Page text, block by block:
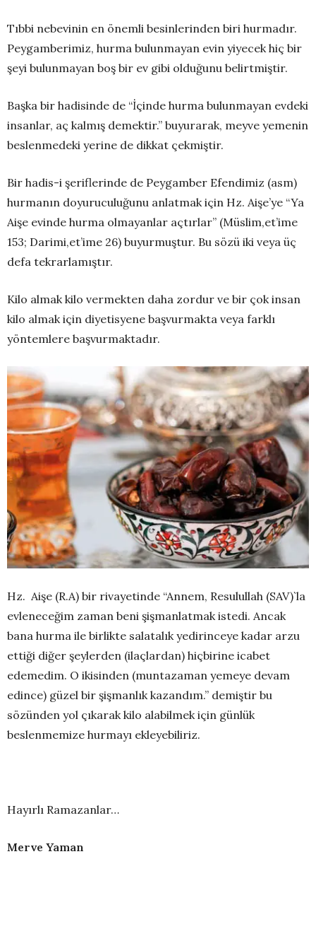
Tıbbi nebevinin en önemli besinlerinden biri hurmadır.
Peygamberimiz, hurma bulunmayan evin yiyecek hiç bir
şeyi bulunmayan boş bir ev gibi olduğunu belirtmiştir.
Başka bir hadisinde de “İçinde hurma bulunmayan evdeki
insanlar, aç kalmış demektir.” buyurarak, meyve yemenin
beslenmedeki yerine de dikkat çekmiştir.
Bir hadis-i şeriflerinde de Peygamber Efendimiz (asm)
hurmanın doyuruculuğunu anlatmak için Hz. Aişe’ye “Ya
Aişe evinde hurma olmayanlar açtırlar” (Müslim,et’ime
153; Darimi,et’ime 26) buyurmuştur. Bu sözü iki veya üç
defa tekrarlamıştır.
Kilo almak kilo vermekten daha zordur ve bir çok insan
kilo almak için diyetisyene başvurmakta veya farklı
yöntemlere başvurmaktadır.
Hz. Aişe (R.A) bir rivayetinde “Annem, Resulullah (SAV)`la
evleneceğim zaman beni şişmanlatmak istedi. Ancak
bana hurma ile birlikte salatalık yedirinceye kadar arzu
ettiği diğer şeylerden (ilaçlardan) hiçbirine icabet
edemedim. O ikisinden (muntazaman yemeye devam
edince) güzel bir şişmanlık kazandım.” demiştir bu
sözünden yol çıkarak kilo alabilmek için günlük
beslenmemize hurmayı ekleyebiliriz.
Hayırlı Ramazanlar…
Merve Yaman